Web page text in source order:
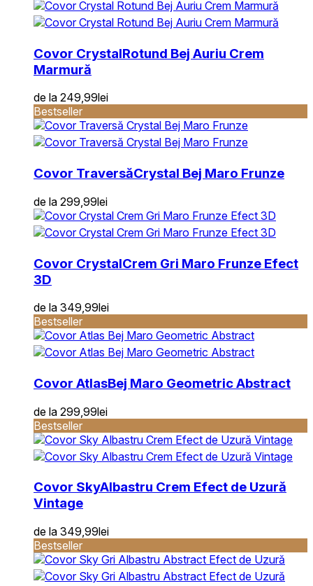
Covor CrystalRotund Bej Auriu Crem
Marmură
de la 249,99lei
Bestseller
Covor TraversăCrystal Bej Maro Frunze
de la 299,99lei
Covor CrystalCrem Gri Maro Frunze Efect
3D
de la 349,99lei
Bestseller
Covor AtlasBej Maro Geometric Abstract
de la 299,99lei
Bestseller
Covor SkyAlbastru Crem Efect de Uzură
Vintage
de la 349,99lei
Bestseller